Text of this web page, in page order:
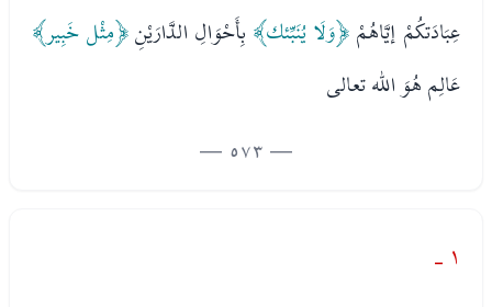
عِبَادَتكُمْ إيَّاهُمْ﴿وَلَا يُنَبِّئك﴾ بِأَحْوَالِ الدَّارَيْنِ﴿مِثْل خَبِير﴾
عَالِم هُوَ الله تعالى
— 573 —
١ -